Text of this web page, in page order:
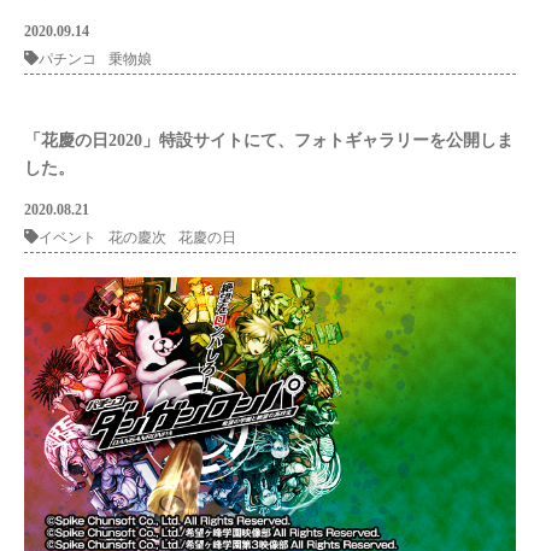
2020.09.14
パチンコ
乗物娘
「花慶の日2020」特設サイトにて、フォトギャラリーを公開しま
した。
2020.08.21
イベント
花の慶次 花慶の日